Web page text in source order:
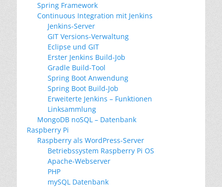
Spring Framework
Continuous Integration mit Jenkins
Jenkins-Server
GIT Versions-Verwaltung
Eclipse und GIT
Erster Jenkins Build-Job
Gradle Build-Tool
Spring Boot Anwendung
Spring Boot Build-Job
Erweiterte Jenkins – Funktionen
Linksammlung
MongoDB noSQL – Datenbank
Raspberry Pi
Raspberry als WordPress-Server
Betriebssystem Raspberry Pi OS
Apache-Webserver
PHP
mySQL Datenbank